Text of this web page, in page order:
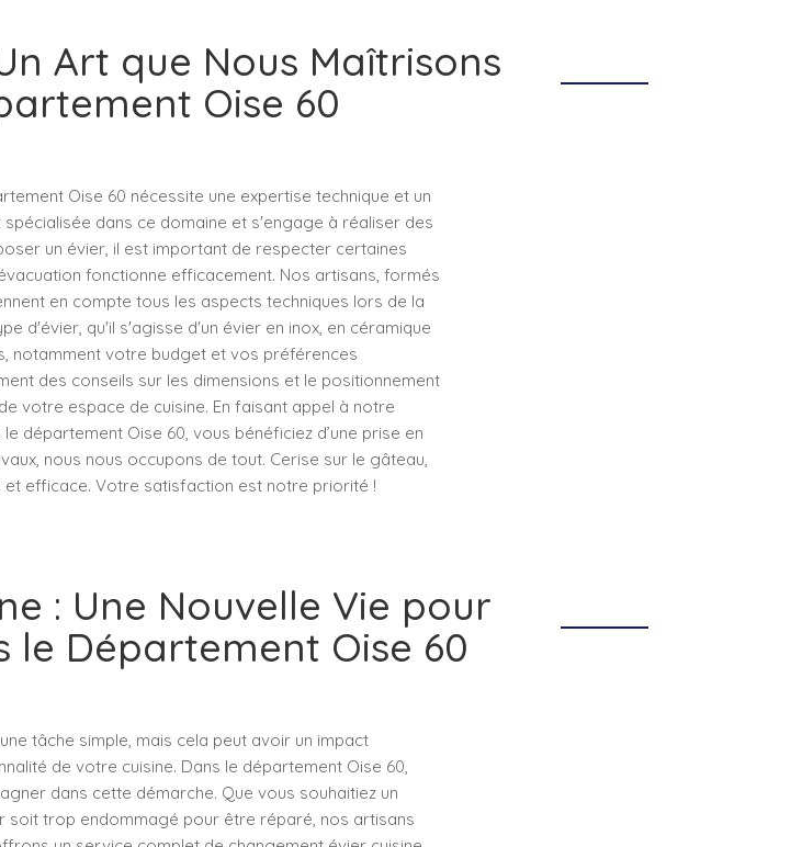
Art que Nous Maîtrisons
Oise 60
Oise 60 nécessite une expertise technique et un
dans ce domaine et s'engage à réaliser des
un évier, il est important de respecter certaines
fonctionne efficacement. Nos artisans, formés
en compte tous les aspects techniques lors de la
d'évier, qu'il s'agisse d'un évier en inox, en céramique
notamment votre budget et vos préférences
des conseils sur les dimensions et le positionnement
votre espace de cuisine. En faisant appel à notre
département Oise 60, vous bénéficiez d’une prise en
nous nous occupons de tout. Cerise sur le gâteau,
efficace. Votre satisfaction est notre priorité !
: Une Nouvelle Vie pour
le Département Oise 60
tâche simple, mais cela peut avoir un impact
de votre cuisine. Dans le département Oise 60,
dans cette démarche. Que vous souhaitiez un
soit trop endommagé pour être réparé, nos artisans